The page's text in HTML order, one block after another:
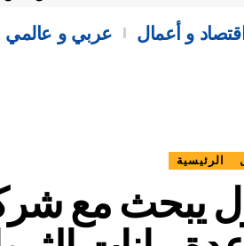
و أعمال عربي و عالمي
الرئيسية
يبحث مع